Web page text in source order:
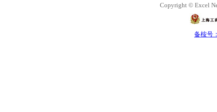
Copyright © Excel
备桉号